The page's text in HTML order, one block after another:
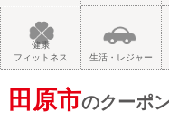
健康
フィットネス
生活・レジャー
田原市のクーポ